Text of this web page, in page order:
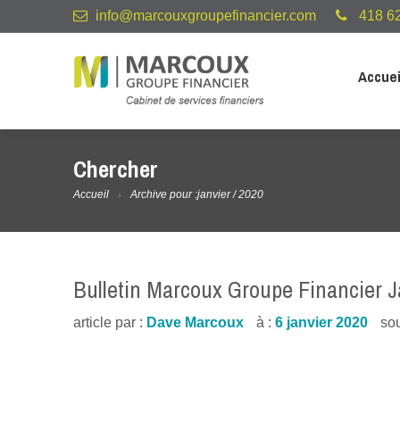
info@marcouxgroupefinancier.com 418
Chercher
Accueil Archive pour :janvier / 2020
Bulletin Marcoux Groupe Financier
article par : Dave Marcoux à : 6 janvier 2020